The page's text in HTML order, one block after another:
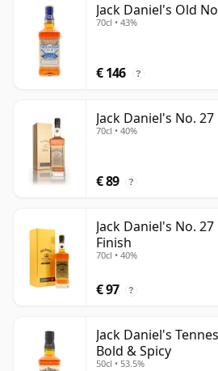
Jack Daniel's Old
70cl • 43%
€ 146 ?
Jack Daniel's No.
70cl • 40%
€ 89 ?
Jack Daniel's No.
Finish
70cl • 40%
€ 97 ?
Jack Daniel's
Bold & Spicy
50cl • 53.5%